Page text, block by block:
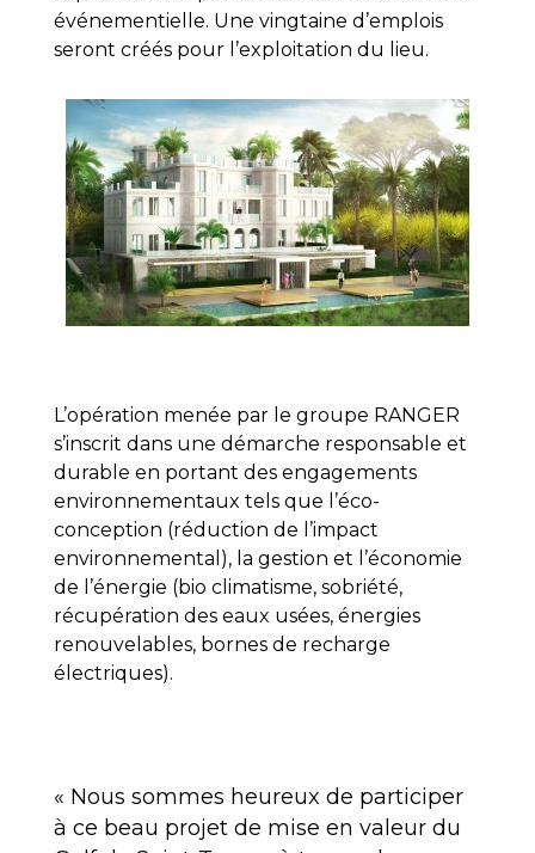
événementielle. Une vingtaine d’emplois
seront créés pour l’exploitation du lieu.
L’opération menée par le groupe RANGER
s’inscrit dans une démarche responsable et
durable en portant des engagements
environnementaux tels que l’éco-
conception (réduction de l’impact
environnemental), la gestion et l’économie
de l’énergie (bio climatisme, sobriété,
récupération des eaux usées, énergies
renouvelables, bornes de recharge
électriques).
« Nous sommes heureux de participer
à ce beau projet de mise en valeur du